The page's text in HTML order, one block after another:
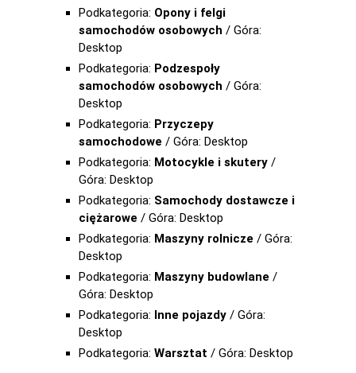
Podkategoria: Opony i felgi
samochodów osobowych / Góra:
Desktop
Podkategoria: Podzespoły
samochodów osobowych / Góra:
Desktop
Podkategoria: Przyczepy
samochodowe / Góra: Desktop
Podkategoria: Motocykle i skutery /
Góra: Desktop
Podkategoria: Samochody dostawcze i
ciężarowe / Góra: Desktop
Podkategoria: Maszyny rolnicze / Góra:
Desktop
Podkategoria: Maszyny budowlane /
Góra: Desktop
Podkategoria: Inne pojazdy / Góra:
Desktop
Podkategoria: Warsztat / Góra: Desktop